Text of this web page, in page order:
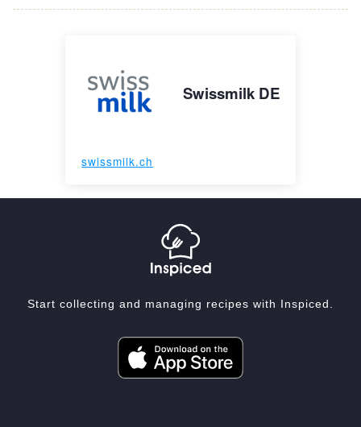
Swissmilk DE
swissmilk.ch
Start collecting and managing recipes with Inspiced.